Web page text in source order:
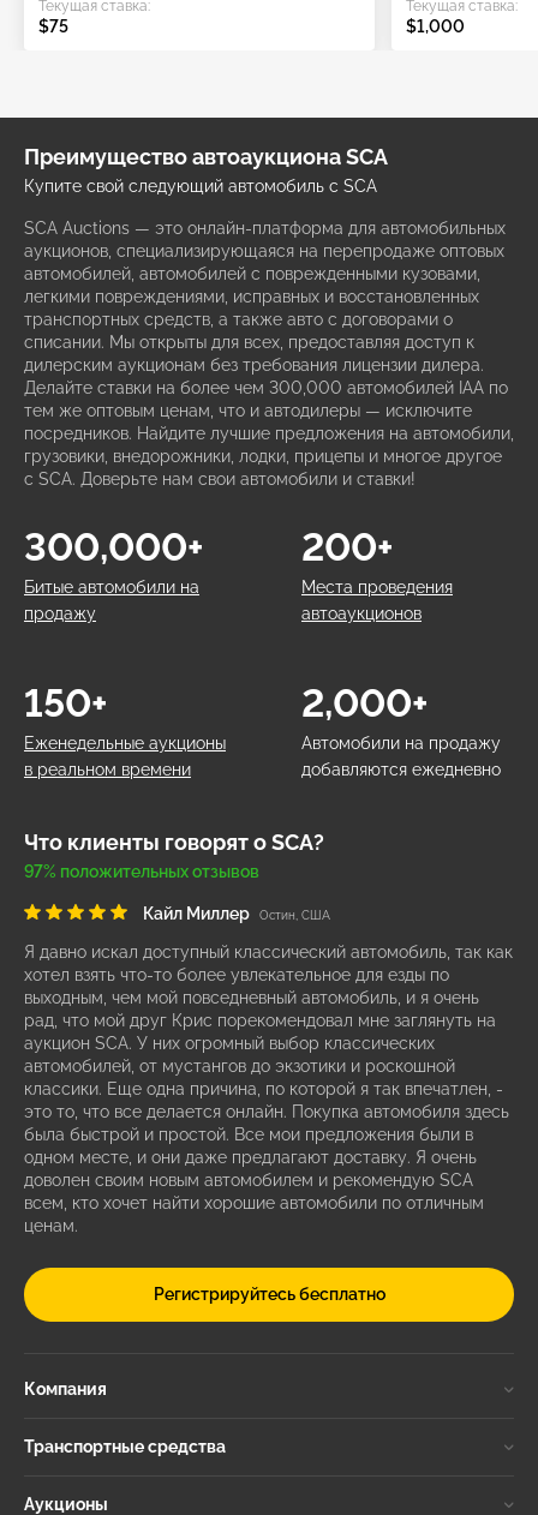
Текущая ставка:
$75
Текущая ставка:
$1,000
Преимущество автоаукциона SCA
Купите свой следующий автомобиль с SCA
SCA Auctions — это онлайн-платформа для автомобильных
аукционов, специализирующаяся на перепродаже оптовых
автомобилей, автомобилей с поврежденными кузовами,
легкими повреждениями, исправных и восстановленных
транспортных средств, а также авто с договорами о
списании. Мы открыты для всех, предоставляя доступ к
дилерским аукционам без требования лицензии дилера.
Делайте ставки на более чем 300,000 автомобилей IAA по
тем же оптовым ценам, что и автодилеры — исключите
посредников. Найдите лучшие предложения на автомобили,
грузовики, внедорожники, лодки, прицепы и многое другое
с SCA. Доверьте нам свои автомобили и ставки!
Битые автомобили на
продажу
300,000+
Места проведения
автоаукционов
200+
Еженедельные аукционы
в реальном времени
150+
Автомобили на продажу
добавляются ежедневно
2,000+
Что клиенты говорят о SCA?
97% положительных отзывов
Кайл Миллер Остин, США
Я давно искал доступный классический автомобиль, так как
хотел взять что-то более увлекательное для езды по
выходным, чем мой повседневный автомобиль, и я очень
рад, что мой друг Крис порекомендовал мне заглянуть на
аукцион SCA. У них огромный выбор классических
автомобилей, от мустангов до экзотики и роскошной
классики. Еще одна причина, по которой я так впечатлен, -
это то, что все делается онлайн. Покупка автомобиля здесь
была быстрой и простой. Все мои предложения были в
одном месте, и они даже предлагают доставку. Я очень
доволен своим новым автомобилем и рекомендую SCA
всем, кто хочет найти хорошие автомобили по отличным
ценам.
Регистрируйтесь бесплатно
Компания
Транспортные средства
Аукционы